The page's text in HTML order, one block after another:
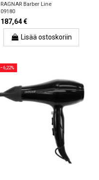
RAGNAR Barber Line
09180
187,64 €
Lisää ostoskoriin
−6,22%